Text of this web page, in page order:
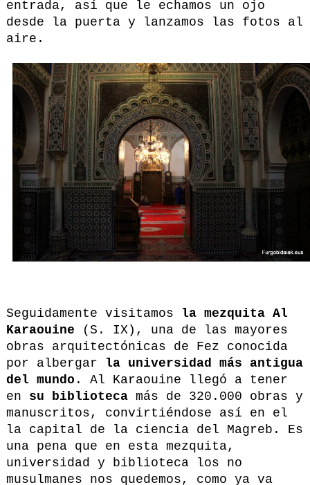
entrada, así que le echamos un ojo
desde la puerta y lanzamos las fotos al
aire.
Seguidamente visitamos
la mezquita Al
Karaouine (S. IX), una de las mayores
obras arquitectónicas de Fez conocida
por albergar
la universidad más antigua
del mundo . Al Karaouine llegó a tener
en su bibliotecamás de 320.000 obras y
manuscritos, convirtiéndose así en el
la capital de la ciencia del Magreb. Es
una pena que en esta mezquita,
universidad y biblioteca los no
musulmanes nos quedemos, como ya va